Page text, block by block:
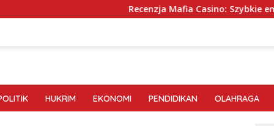
Recenzja Mafia Casino: Szybkie
HUKRIM EKONOMI PENDIDIKAN OLAHRAGA